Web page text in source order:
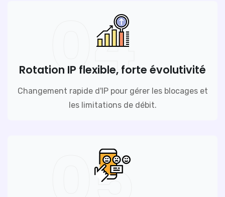
04
Rotation IP flexible, forte évolutivité
Changement rapide d'IP pour gérer les blocages et
les limitations de débit.